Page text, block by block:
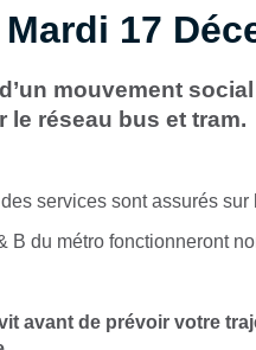
17
mouvement
le réseau bus et tram.
services sont assurés
B du métro fonctionneront
avant de prévoir votre